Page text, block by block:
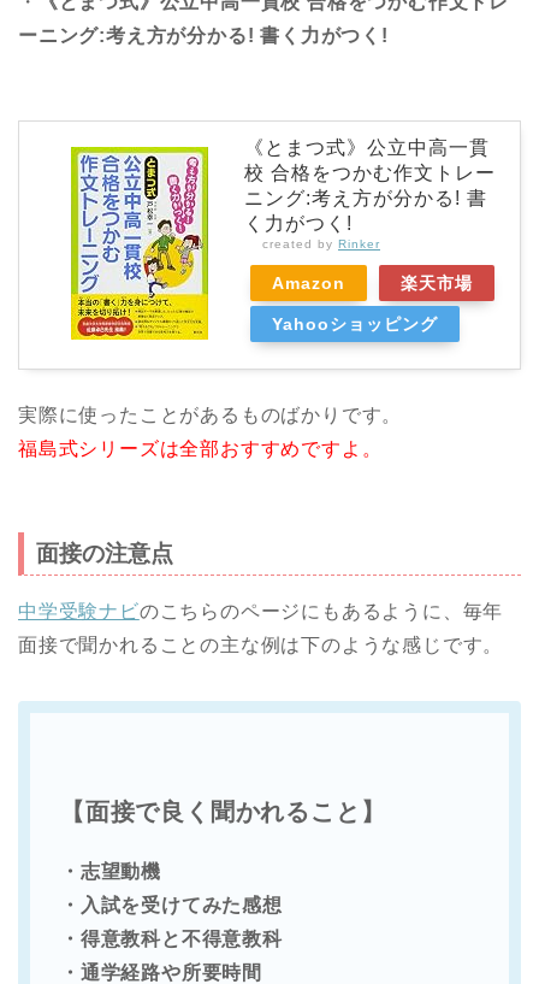
ーニング:考え方が分かる! 書く力がつく!
《とまつ式》公立中高一貫
校 合格をつかむ作文トレー
ニング:考え方が分かる! 書
く力がつく!
created by Rinker
Amazon 楽天市場
Yahooショッピング
実際に使ったことがあるものばかりです。
福島式シリーズは全部おすすめですよ。
面接の注意点
中学受験ナビのこちらのページにもあるように、毎年
面接で聞かれることの主な例は下のような感じです。
【面接で良く聞かれること】
・志望動機
・入試を受けてみた感想
・得意教科と不得意教科
・通学経路や所要時間